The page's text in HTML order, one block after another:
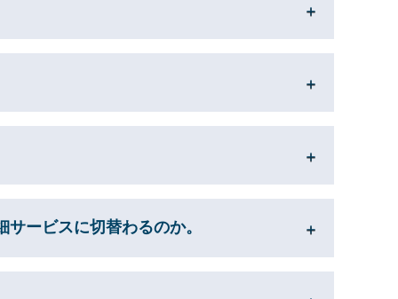
ービスに切替わるのか。